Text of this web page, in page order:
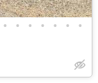
• • • • • • •